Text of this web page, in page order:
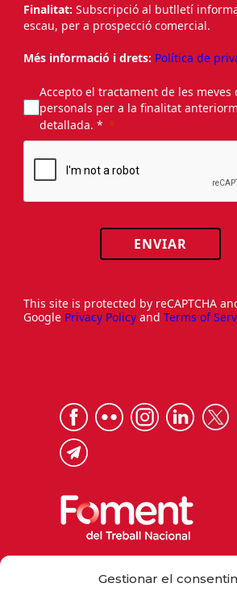
Gestionar el
Finalitat: Subscripció al butlletí
escau, per a prospecció comercial.
Més informació i drets: Política de
Accepto el tractament de les meves
personals per a la finalitat
detallada. *
ENVIAR
This site is protected by reCAPTCHA
Google Privacy Policy and Terms of